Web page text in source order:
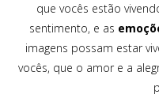
que vocês estão
sentimento, e as
imagens possam estar
vocês, que o amor e a